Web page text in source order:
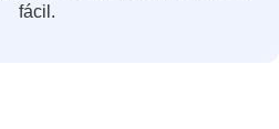
fácil.